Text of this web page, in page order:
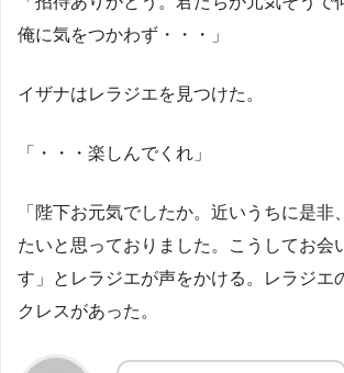
俺に気をつかわず・・・」
イザナはレラジエを見つけた。
「・・・楽しんでくれ」
「陛下お元気でしたか。近いうちに是非
たいと思っておりました。こうしてお会
す」とレラジエが声をかける。レラジエ
クレスがあった。